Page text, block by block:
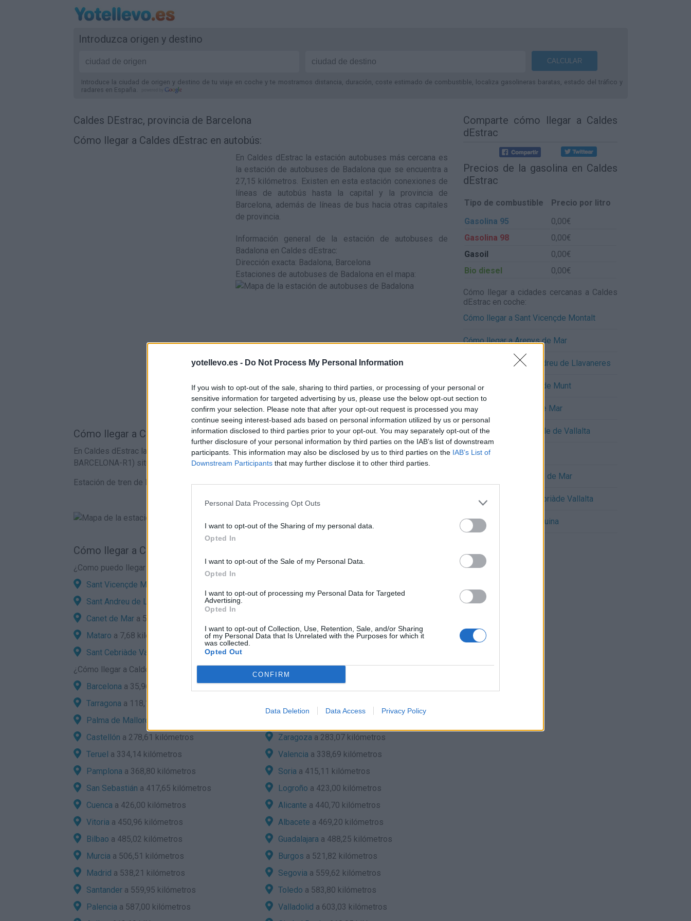
yotellevo.es - Do Not Process My Personal Information
If you wish to opt-out of the sale, sharing to third parties, or processing of your personal or
sensitive information for targeted advertising by us, please use the below opt-out section to
confirm your selection. Please note that after your opt-out request is processed you may
continue seeing interest-based ads based on personal information utilized by us or personal
information disclosed to third parties prior to your opt-out. You may separately opt-out of the
further disclosure of your personal information by third parties on the IAB’s list of downstream
participants. This information may also be disclosed by us to third parties on the IAB’s List of
Downstream Participants that may further disclose it to other third parties.
Personal Data Processing Opt Outs
I want to opt-out of the Sharing of my personal data.
Opted In
I want to opt-out of the Sale of my Personal Data.
Opted In
I want to opt-out of processing my Personal Data for Targeted
Advertising.
Opted In
I want to opt-out of Collection, Use, Retention, Sale, and/or Sharing
of my Personal Data that Is Unrelated with the Purposes for which it
was collected.
Opted Out
CONFIRM
Data Deletion Data Access Privacy Policy
Introduzca origen y destino
Introduce la ciudad de origen y destino de tu viaje en coche y te mostramos distancia, duración, coste estimado de combustible, localiza gasolineras baratas, estado del tráfico y
radares en España.
Caldes DEstrac, provincia de Barcelona
Cómo llegar a Caldes dEstrac en autobús:
En Caldes dEstrac la estación autobuses más cercana es
la estación de autobuses de Badalona que se encuentra a
27,15 kilómetros. Existen en esta estación conexiones de
líneas de autobús hasta la capital y la provincia de
Barcelona, además de líneas de bus hacia otras capitales
de provincia.
Información general de la estación de autobuses de
Badalona en Caldes dEstrac:
Dirección exacta: Badalona, Barcelona
Estaciones de autobuses de Badalona en el mapa:
Cómo llegar a Caldes dEstrac en tren:
En Caldes dEstrac la estación de tren más cercana es la estación de tren de cercanias de Mataró (líneas
BARCELONA-R1) situada a 7,68 kilómetros
Estación de tren de Mataró en el mapa
Cómo llegar a Caldes dEstrac por carretera:
¿Como puedo llegar en coche a Caldes dEstrac desde localidades cercanas?
Sant Vicençde Montalt
Sant Andreu de Llavaneres
a 3,74 kilómetros
Canet de Mar a 5,18 kilómetros
Mataro a 7,68 kilómetros Sant Pol de Mara 8,14 kilómetros
Sant Cebriàde Vallalta
a 8,24 kilómetros
¿ Cómo llegar a Caldes dEstrac
desde localidades con gran población o capitales de provincia?
Barcelona a 35,96 kilómetros Gironaa 52,00 kilómetros
Tarragona a 118,12 kilómetros
Palma de Mallorca
Castellón a 278,61 kilómetros Zaragoza a 283,07 kilómetros
Teruel a 334,14 kilómetros Valencia a 338,69 kilómetros
Pamplona a 368,80 kilómetros Soria a 415,11 kilómetros
San Sebastián a 417,65 kilómetros Logroño a 423,00 kilómetros
Cuenca a 426,00 kilómetros Alicante a 440,70 kilómetros
Vitoria a 450,96 kilómetros Albacete a 469,20 kilómetros
Bilbao a 485,02 kilómetros Guadalajara a 488,25 kilómetros
Murcia a 506,51 kilómetros Burgos a 521,82 kilómetros
Madrid a 538,21 kilómetros Segovia a 559,62 kilómetros
Santander a 559,95 kilómetros Toledo a 583,80 kilómetros
Palencia a 587,00 kilómetros Valladolid a 603,03 kilómetros
Comparte cómo llegar a Caldes
dEstrac
Precios de la gasolina en Caldes
dEstrac
Tipo de combustible
Precio por litro
Gasolina 95
0,00€
Gasolina 98
0,00€
Gasoil
0,00€
Bio diesel
0,00€
Cómo llegar a cidades cercanas a Caldes
dEstrac en coche:
Cómo llegar a Sant Vicençde Montalt
Cómo llegar a Arenys de Mar
Cómo llegar a Sant Andreu de Llavaneres
Cómo llegar a Arenys de Munt
Cómo llegar a Canet de Mar
Cómo llegar a Sant Iscle de Vallalta
Cómo llegar a Mataro
Cómo llegar a Sant Pol de Mar
Cómo llegar a Sant Cebriàde Vallalta
Cómo llegar a Vallgorguina